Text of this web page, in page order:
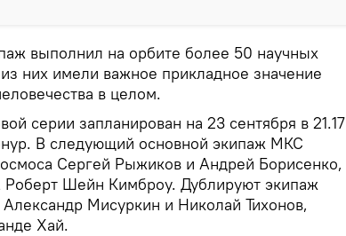
выполнил на орбите более 50 научных
них имели важное прикладное значение
в целом.
серии запланирован на 23 сентября в 21.17
В следующий основной экипаж МКС
Сергей Рыжиков и Андрей Борисенко,
Роберт Шейн Кимброу. Дублируют экипаж
Мисуркин и Николай Тихонов,
Хай.